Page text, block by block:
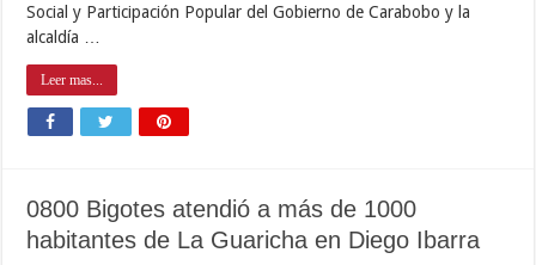
Social y Participación Popular del Gobierno de Carabobo y la
alcaldía …
Leer mas...
0800 Bigotes atendió a más de 1000
habitantes de La Guaricha en Diego Ibarra